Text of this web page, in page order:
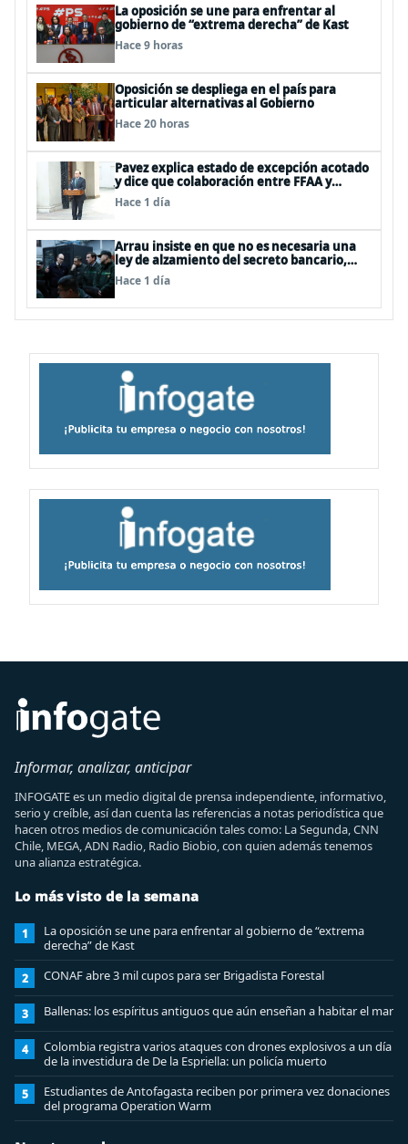
La oposición se une para enfrentar al
gobierno de “extrema derecha” de Kast
Hace 9 horas
Oposición se despliega en el país para
articular alternativas al Gobierno
Hace 20 horas
Pavez explica estado de excepción acotado
y dice que colaboración entre FFAA y
policías, “es algo del todo pertinente
analizar”
Hace 1 día
Arrau insiste en que no es necesaria una
ley de alzamiento del secreto bancario,
porque ya existe
Hace 1 día
Informar, analizar, anticipar
INFOGATE es un medio digital de prensa independiente, informativo,
serio y creíble, así dan cuenta las referencias a notas periodística que
hacen otros medios de comunicación tales como: La Segunda, CNN
Chile, MEGA, ADN Radio, Radio Biobio, con quien además tenemos
una alianza estratégica.
Lo más visto de la semana
1
La oposición se une para enfrentar al gobierno de “extrema
derecha” de Kast
2 CONAF abre 3 mil cupos para ser Brigadista Forestal
3 Ballenas: los espíritus antiguos que aún enseñan a habitar el mar
4
Colombia registra varios ataques con drones explosivos a un día
de la investidura de De la Espriella: un policía muerto
5
Estudiantes de Antofagasta reciben por primera vez donaciones
del programa Operation Warm